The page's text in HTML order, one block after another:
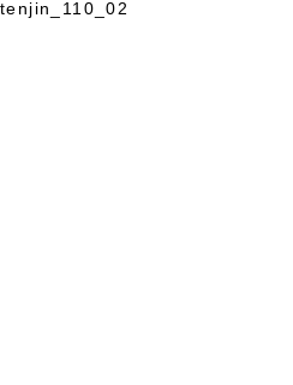
tenjin_110_02